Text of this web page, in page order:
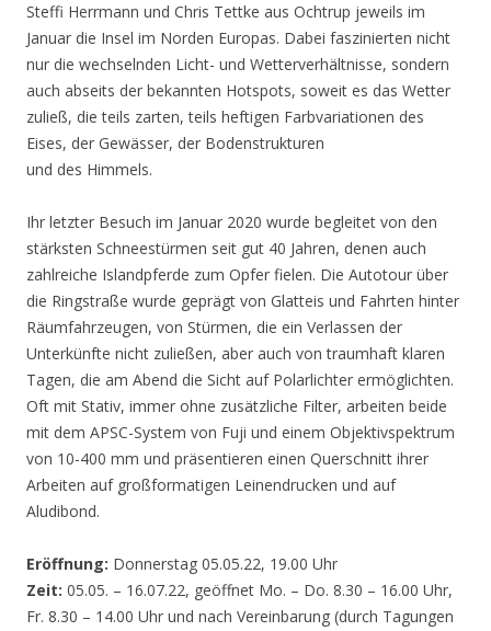
Steffi Herrmann und Chris Tettke aus Ochtrup jeweils im
Januar die Insel im Norden Europas. Dabei faszinierten nicht
nur die wechselnden Licht- und Wetterverhältnisse, sondern
auch abseits der bekannten Hotspots, soweit es das Wetter
zuließ, die teils zarten, teils heftigen Farbvariationen des
Eises, der Gewässer, der Bodenstrukturen
und des Himmels.
Ihr letzter Besuch im Januar 2020 wurde begleitet von den
stärksten Schneestürmen seit gut 40 Jahren, denen auch
zahlreiche Islandpferde zum Opfer fielen. Die Autotour über
die Ringstraße wurde geprägt von Glatteis und Fahrten hinter
Räumfahrzeugen, von Stürmen, die ein Verlassen der
Unterkünfte nicht zuließen, aber auch von traumhaft klaren
Tagen, die am Abend die Sicht auf Polarlichter ermöglichten.
Oft mit Stativ, immer ohne zusätzliche Filter, arbeiten beide
mit dem APSC-System von Fuji und einem Objektivspektrum
von 10-400 mm und präsentieren einen Querschnitt ihrer
Arbeiten auf großformatigen Leinendrucken und auf
Aludibond.
Eröffnung: Donnerstag 05.05.22, 19.00 Uhr
Zeit: 05.05. – 16.07.22, geöffnet Mo. – Do. 8.30 – 16.00 Uhr,
Fr. 8.30 – 14.00 Uhr und nach Vereinbarung (durch Tagungen